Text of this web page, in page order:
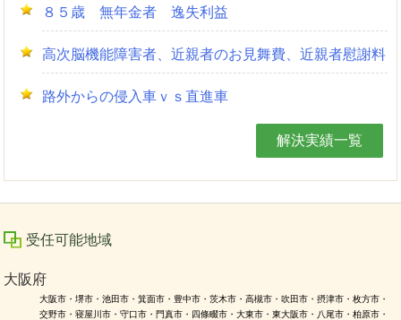
８５歳 無年金者 逸失利益
高次脳機能障害者、近親者のお見舞費、近親者慰謝料
路外からの侵入車ｖｓ直進車
解決実績一覧
受任可能地域
大阪府
大阪市・堺市・池田市・箕面市・豊中市・茨木市・高槻市・吹田市・摂津市・枚方市・
交野市・寝屋川市・守口市・門真市・四條畷市・大東市・東大阪市・八尾市・柏原市・